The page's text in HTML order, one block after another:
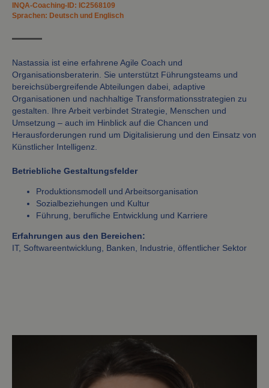
INQA-Coaching-ID: IC2568109
Sprachen: Deutsch und Englisch
Nastassia ist eine erfahrene Agile Coach und
Organisationsberaterin. Sie unterstützt Führungsteams und
bereichsübergreifende Abteilungen dabei, adaptive
Organisationen und nachhaltige Transformationsstrategien zu
gestalten. Ihre Arbeit verbindet Strategie, Menschen und
Umsetzung – auch im Hinblick auf die Chancen und
Herausforderungen rund um Digitalisierung und den Einsatz von
Künstlicher Intelligenz.
Betriebliche Gestaltungsfelder
Produktionsmodell und Arbeitsorganisation
Sozialbeziehungen und Kultur
Führung, berufliche Entwicklung und Karriere
Erfahrungen aus den Bereichen:
IT, Softwareentwicklung, Banken, Industrie, öffentlicher Sektor